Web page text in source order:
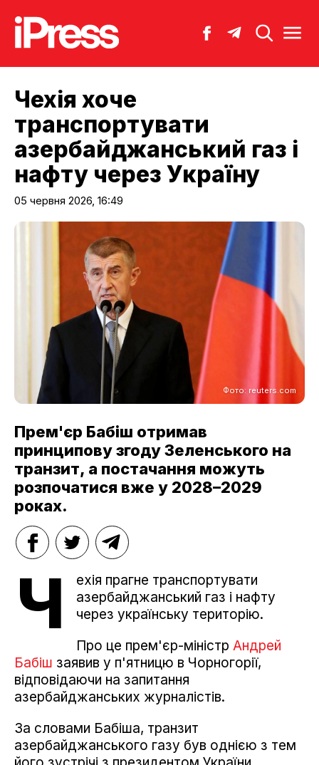
Чехія хоче
транспортувати
азербайджанський газ і
нафту через Україну
05 червня 2026, 16:49
Фото: reuters.com
Прем'єр Бабіш отримав
принципову згоду Зеленського на
транзит, а постачання можуть
розпочатися вже у 2028–2029
роках.
Ч
ехія прагне транспортувати
азербайджанський газ і нафту
через українську територію.
Про це прем'єр-міністр Андрей
Бабіш заявив у п'ятницю в Чорногорії,
відповідаючи на запитання
азербайджанських журналістів.
За словами Бабіша, транзит
азербайджанського газу був однією з тем